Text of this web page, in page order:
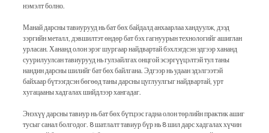
нэмэлт болно.
Манай дарсны тавиурууд нь бат бөх байдалд анхаарлаа хандуулж, дээд
зэргийн металл, дэвшилтэт өндөр бат бэх гагнуурын технологийг ашиглан
урласан. Хананд олон эрэг шургаар найдвартай бэхлэгдсэн эдгээр хананд
суурилуулсан тавиурууд нь гулзайлгах онцгой эсэргүүцэлтэй тул таны
нандин дарсны шилийг бат бөх байлгана. Эдгээр нь удаан эдэлгээтэй
байхаар бүтээгдсэн бөгөөд таны дарсны цуглуулгыг найдвартай, урт
хугацааны хадгалах шийдлээр хангадаг.
Энэхүү дарсны тавиур нь бат бөх бүтцээс гадна олон төрлийн практик ашиг
тусыг санал болгодог. 8 шатлалт тавиур бүр нь 8 шил дарс хадгалах хүчин